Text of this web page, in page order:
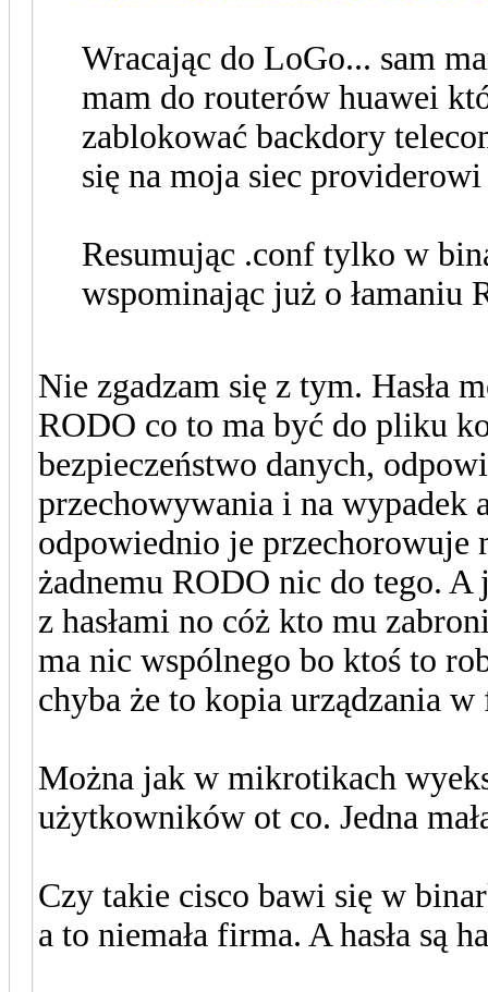
Wracając do LoGo... sam
mam do routerów huawei
zablokować backdory
się na moja siec providerowi
Resumując .conf tylko w
wspominając już o łamaniu
Nie zgadzam się z tym. Hasła
RODO co to ma być do pliku
bezpieczeństwo danych,
przechowywania i na wypadek
odpowiednio je przechorowuje
żadnemu RODO nic do tego.
z hasłami no cóż kto mu
ma nic wspólnego bo ktoś to
chyba że to kopia urządzania
Można jak w mikrotikach
użytkowników ot co. Jedna
Czy takie cisco bawi się w
a to niemała firma. A hasła są